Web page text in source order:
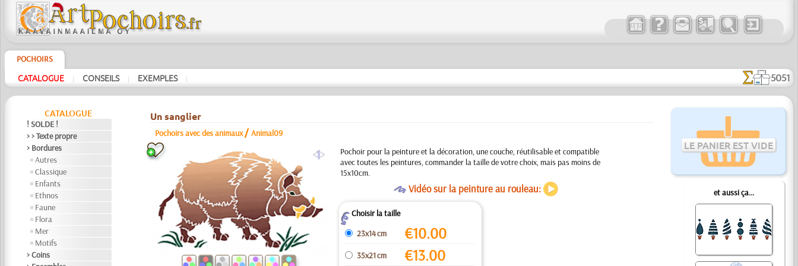
POCHOIRS
CATALOGUE | CONSEILS | EXEMPLES | 5051
CATALOGUE
! SOLDE !
> > Texte propre
> Bordures
Autres
Classique
Enfants
Ethnos
Faune
Flora
Mer
Motifs
> Coins
LE PANIER EST VIDE
et aussi ça...
Un sanglier
Pochoirs avec des animaux /Animal09
a
Pochoir pour la peinture et la décoration, une couche, réutilisable et compatible
avec toutes les peintures, commander la taille de votre choix, mais pas moins de
15x10cm.
OVidéo sur la peinture au rouleau:
ZChoisir la taille
23x14 cm
€10.00
35x21 cm €13.00